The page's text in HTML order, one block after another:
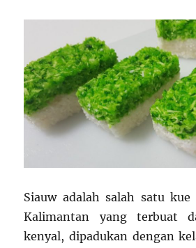
Siauw adalah salah satu
Kalimantan yang terbuat
kenyal, dipadukan dengan